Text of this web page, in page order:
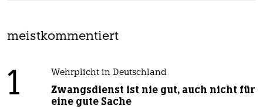
meistkommentiert
1 Wehrplicht in Deutschland
Zwangsdienst ist nie gut, auch nicht für
eine gute Sache